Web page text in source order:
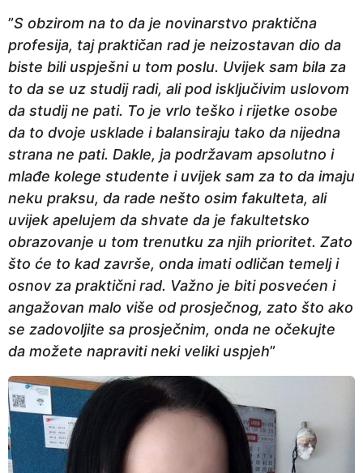
”S obzirom na to da je novinarstvo praktična
profesija, taj praktičan rad je neizostavan dio da
biste bili uspješni u tom poslu. Uvijek sam bila za
to da se uz studij radi, ali pod isključivim uslovom
da studij ne pati. To je vrlo teško i rijetke osobe
da to dvoje usklade i balansiraju tako da nijedna
strana ne pati. Dakle, ja podržavam apsolutno i
mlađe kolege studente i uvijek sam za to da imaju
neku praksu, da rade nešto osim fakulteta, ali
uvijek apelujem da shvate da je fakultetsko
obrazovanje u tom trenutku za njih prioritet. Zato
što će to kad završe, onda imati odličan temelj i
osnov za praktični rad. Važno je biti posvećen i
angažovan malo više od prosječnog, zato što ako
se zadovoljite sa prosječnim, onda ne očekujte
da možete napraviti neki veliki uspjeh”